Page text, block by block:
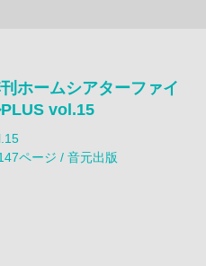
ホームシアターファイ
vol.15
ページ / 音元出版